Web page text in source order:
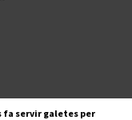
fa servir galetes per